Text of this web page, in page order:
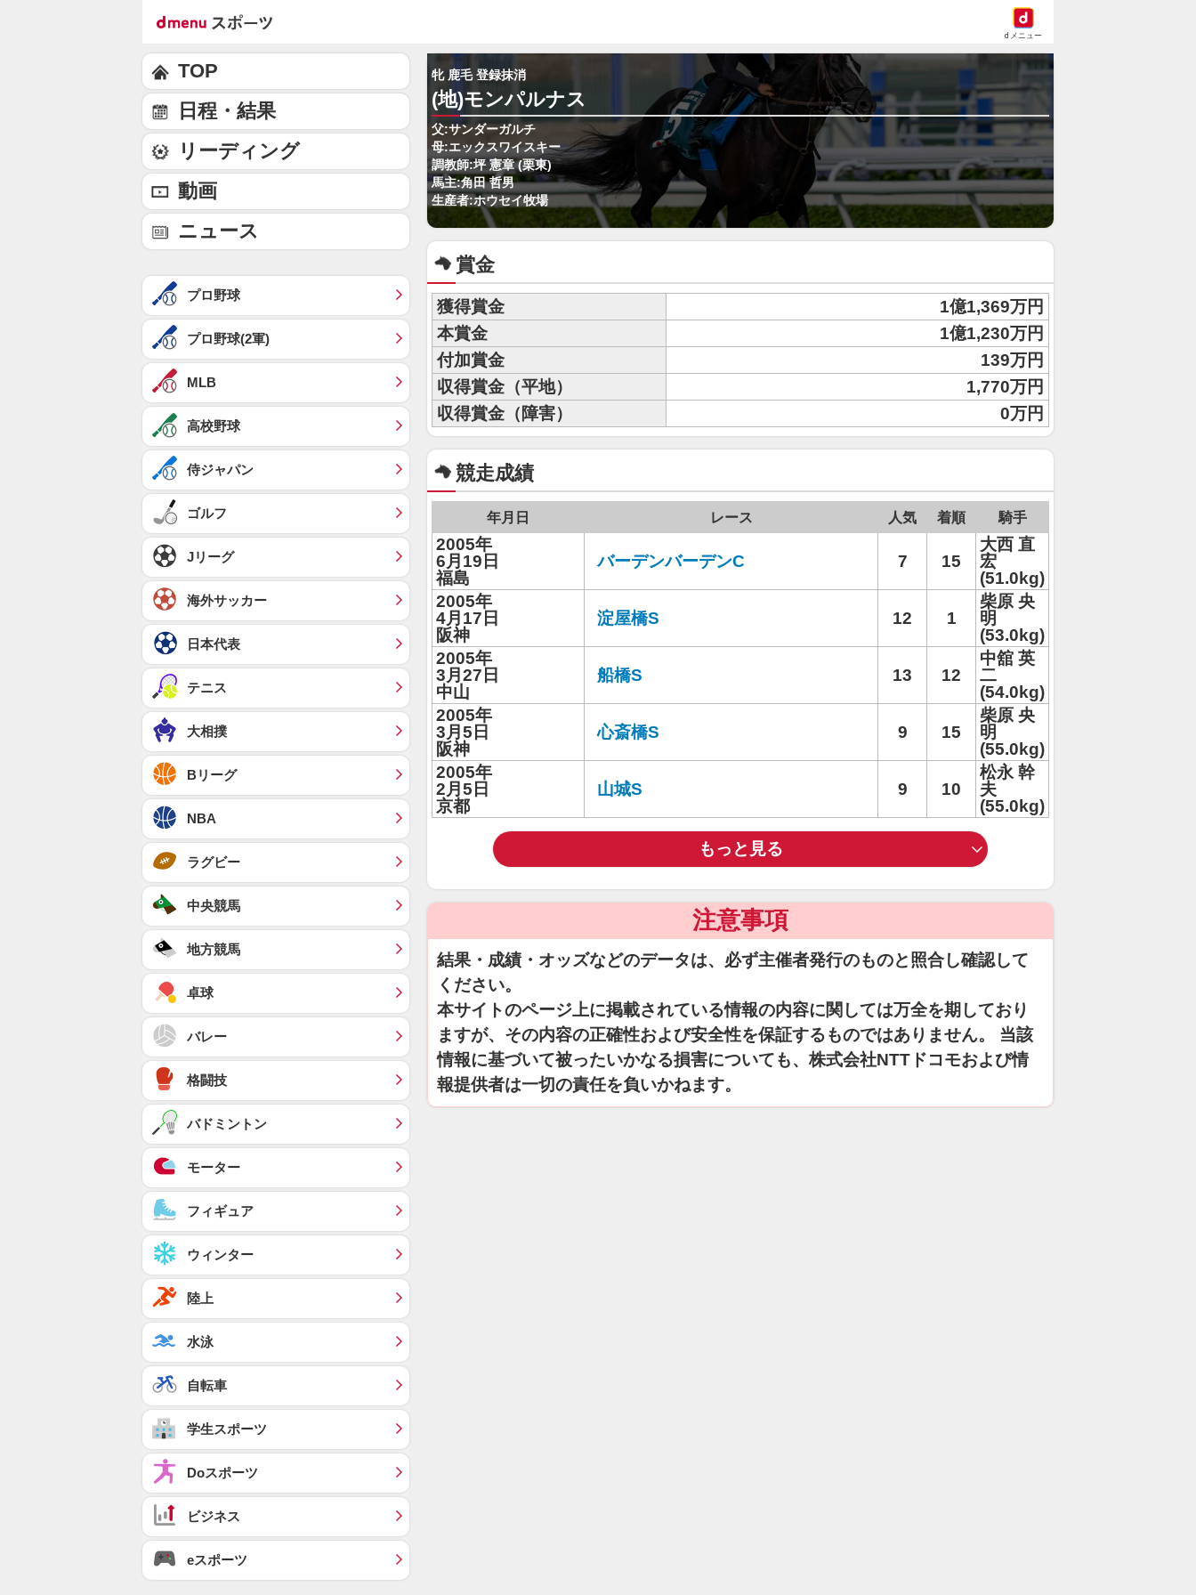
dメニュー
牝 鹿毛 登録抹消
(地)モンパルナス
父:サンダーガルチ
母:エックスワイスキー
調教師:坪 憲章 (栗東)
馬主:角田 哲男
生産者:ホウセイ牧場
賞金
獲得賞金
1億1,369万円
本賞金
1億1,230万円
付加賞金
139万円
収得賞金（平地）
1,770万円
収得賞金（障害）
0万円
競走成績
年月日 レース 人気 着順 騎手
2005年
6月19日
福島
バーデンバーデンC 7 15
大西 直
宏
(51.0kg)
2005年
4月17日
阪神
淀屋橋S 12 1
柴原 央
明
(53.0kg)
2005年
3月27日
中山
船橋S 13 12
中舘 英
二
(54.0kg)
2005年
3月5日
阪神
心斎橋S 9 15
柴原 央
明
(55.0kg)
2005年
2月5日
京都
山城S 9 10
松永 幹
夫
(55.0kg)
もっと見る
注意事項
結果・成績・オッズなどのデータは、必ず主催者発行のものと照合し確認して
ください。
本サイトのページ上に掲載されている情報の内容に関しては万全を期しており
ますが、その内容の正確性および安全性を保証するものではありません。 当該
情報に基づいて被ったいかなる損害についても、株式会社NTTドコモおよび情
報提供者は一切の責任を負いかねます。
TOP
日程・結果
リーディング
動画
ニュース
プロ野球
プロ野球(2軍)
MLB
高校野球
侍ジャパン
ゴルフ
Jリーグ
海外サッカー
日本代表
テニス
大相撲
Bリーグ
NBA
ラグビー
中央競馬
地方競馬
卓球
バレー
格闘技
バドミントン
モーター
フィギュア
ウィンター
陸上
水泳
自転車
学生スポーツ
Doスポーツ
ビジネス
eスポーツ